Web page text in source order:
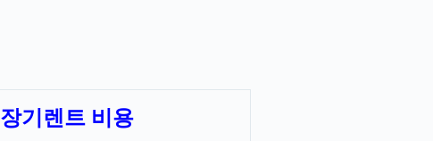
장기렌트 비용